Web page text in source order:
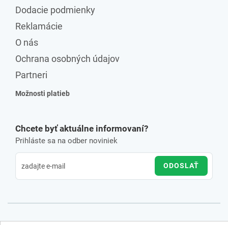
Dodacie podmienky
Reklamácie
O nás
Ochrana osobných údajov
Partneri
Možnosti platieb
Chcete byť aktuálne informovaní?
Prihláste sa na odber noviniek
ODOSLAŤ